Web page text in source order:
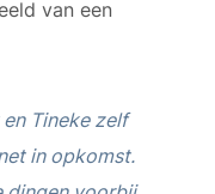
van een
Tineke zelf
in opkomst.